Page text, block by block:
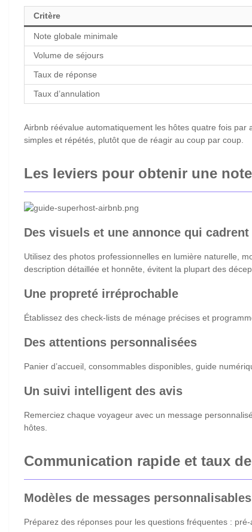
Critère
Note globale minimale
Volume de séjours
Taux de réponse
Taux d’annulation
Airbnb réévalue automatiquement les hôtes quatre fois
simples et répétés, plutôt que de réagir au coup par coup.
Les leviers pour obtenir une
Des visuels et une annonce qui
Utilisez des photos professionnelles en lumière naturelle,
description détaillée et honnête, évitent la plupart des
Une propreté irréprochable
Établissez des check-lists de ménage précises et
Des attentions personnalisées
Panier d’accueil, consommables disponibles, guide
Un suivi intelligent des avis
Remerciez chaque voyageur avec un message
hôtes.
Communication rapide et taux
Modèles de messages personnalisables
Préparez des réponses pour les questions fréquentes :